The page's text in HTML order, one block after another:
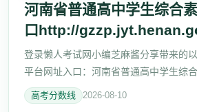
河南省普通高中学生综合
口http://
登录懒人考试网小编芝麻酱分享带来的
平台网址入口：河南省普通高中学生综
https://gzzp.jyt.henan.gov.cn/Login 登录
号 密 码河南省普通
高考分数线 2026-08-10